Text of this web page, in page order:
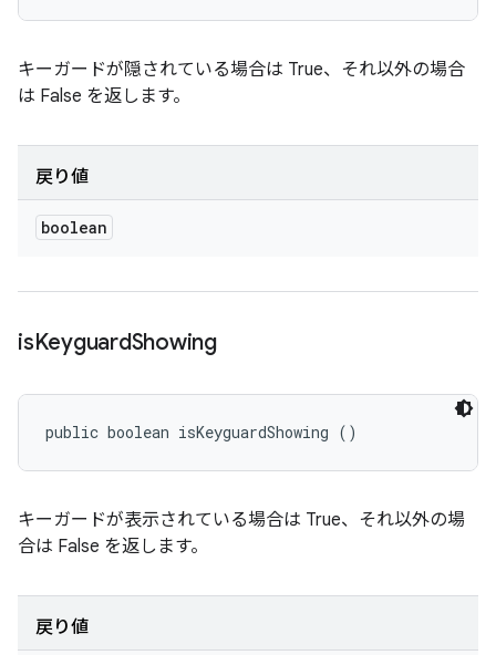
キーガードが隠されている場合は True、それ以外の場合
は False を返します。
戻り値
boolean
isKeyguardShowing
public boolean isKeyguardShowing ()
キーガードが表示されている場合は True、それ以外の場
合は False を返します。
戻り値